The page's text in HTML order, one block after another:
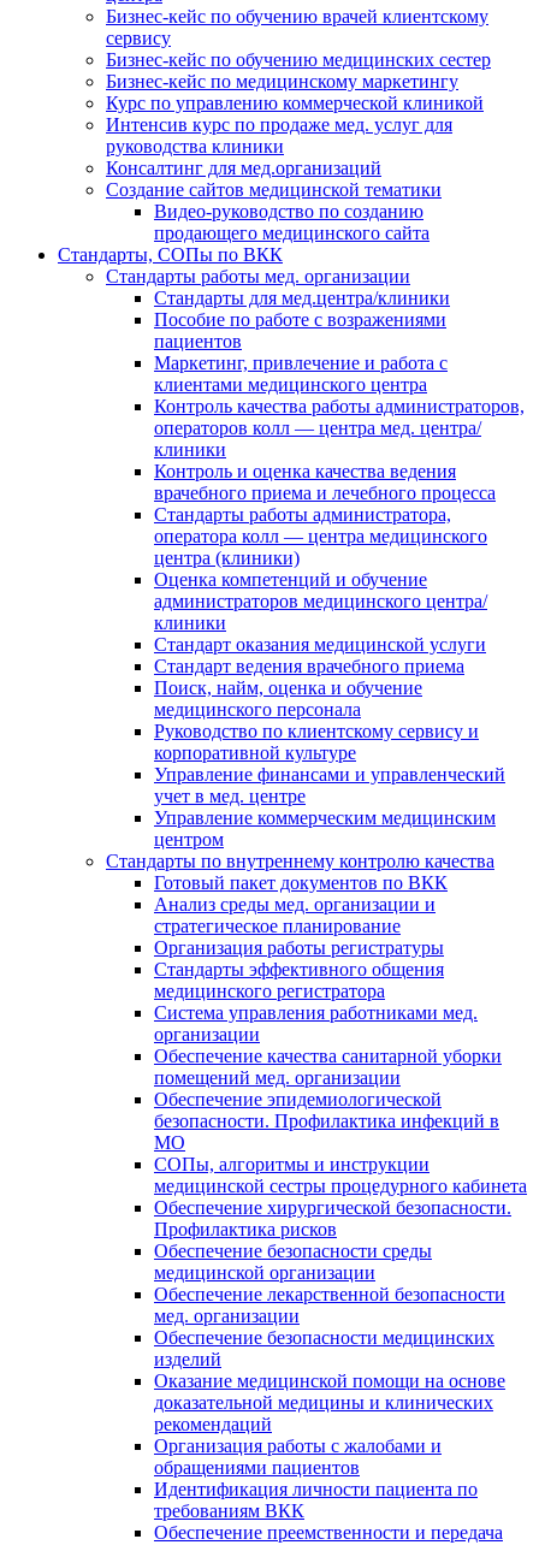
Бизнес-кейс по обучению врачей клиентскому
сервису
Бизнес-кейс по обучению медицинских сестер
Бизнес-кейс по медицинскому маркетингу
Курс по управлению коммерческой клиникой
Интенсив курс по продаже мед. услуг для
руководства клиники
Консалтинг для мед.организаций
Создание сайтов медицинской тематики
Видео-руководство по созданию
продающего медицинского сайта
Стандарты, СОПы по ВКК
Стандарты работы мед. организации
Стандарты для мед.центра/клиники
Пособие по работе с возражениями
пациентов
Маркетинг, привлечение и работа с
клиентами медицинского центра
Контроль качества работы администраторов,
операторов колл — центра мед. центра/
клиники
Контроль и оценка качества ведения
врачебного приема и лечебного процесса
Стандарты работы администратора,
оператора колл — центра медицинского
центра (клиники)
Оценка компетенций и обучение
администраторов медицинского центра/
клиники
Стандарт оказания медицинской услуги
Стандарт ведения врачебного приема
Поиск, найм, оценка и обучение
медицинского персонала
Руководство по клиентскому сервису и
корпоративной культуре
Управление финансами и управленческий
учет в мед. центре
Управление коммерческим медицинским
центром
Стандарты по внутреннему контролю качества
Готовый пакет документов по ВКК
Анализ среды мед. организации и
стратегическое планирование
Организация работы регистратуры
Стандарты эффективного общения
медицинского регистратора
Система управления работниками мед.
организации
Обеспечение качества санитарной уборки
помещений мед. организации
Обеспечение эпидемиологической
безопасности. Профилактика инфекций в
МО
СОПы, алгоритмы и инструкции
медицинской сестры процедурного кабинета
Обеспечение хирургической безопасности.
Профилактика рисков
Обеспечение безопасности среды
медицинской организации
Обеспечение лекарственной безопасности
мед. организации
Обеспечение безопасности медицинских
изделий
Оказание медицинской помощи на основе
доказательной медицины и клинических
рекомендаций
Организация работы с жалобами и
обращениями пациентов
Идентификация личности пациента по
требованиям ВКК
Обеспечение преемственности и передача